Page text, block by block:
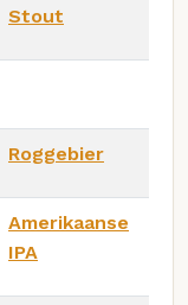
Stout
Roggebier
Amerikaanse
IPA